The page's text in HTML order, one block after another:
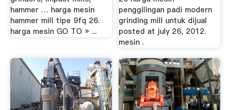
hammer … harga mesin
hammer mill tipe 9fq 26.
harga mesin GO TO » ...
penggilingan padi modern
grinding mill untuk dijual
posted at july 26, 2012.
mesin .